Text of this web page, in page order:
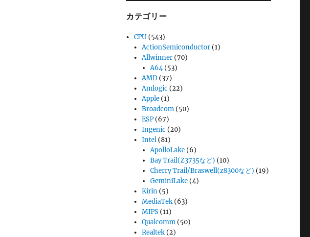
カテゴリー
CPU (543)
ActionSemiconductor (1)
Allwinner (70)
A64(53)
AMD (37)
Amlogic (22)
Apple (1)
Broadcom (50)
ESP (67)
Ingenic (20)
Intel (81)
ApolloLake(6)
Bay Trail(Z3735など) (10)
Cherry Trail/Braswell(z8300など) (19)
GeminiLake(4)
Kirin (5)
MediaTek (63)
MIPS (11)
Qualcomm (50)
Realtek (2)